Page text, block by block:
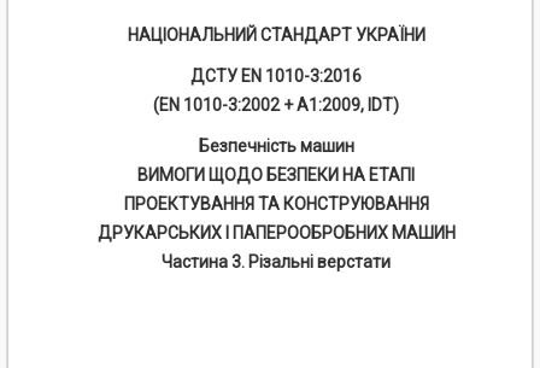
НАЦІОНАЛЬНИЙ СТАНДАРТ УКРАЇНИ
ДСТУ EN 1010-3:2016
(EN 1010-3:2002 + А1:2009, IDT)
Безпечність машин
ВИМОГИ ЩОДО БЕЗПЕКИ НА ЕТАПІ
ПРОЕКТУВАННЯ ТА КОНСТРУЮВАННЯ
ДРУКАРСЬКИХ І
ПАПЕРООБРОБНИХ МАШИН
Частина 3. Різальні верстати